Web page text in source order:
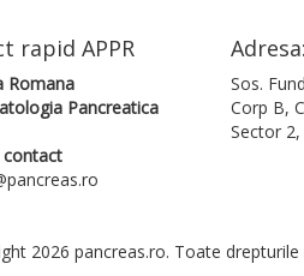
rapid APPR
Romana
Pancreatica
contact
Adresa:
Sos.
Corp B,
Sector
2026 pancreas.ro. Toate drepturile